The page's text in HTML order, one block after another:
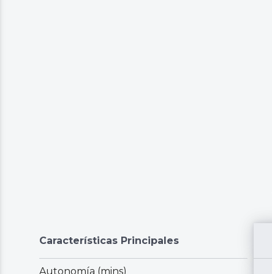
Características Principales
Autonomía (mins)